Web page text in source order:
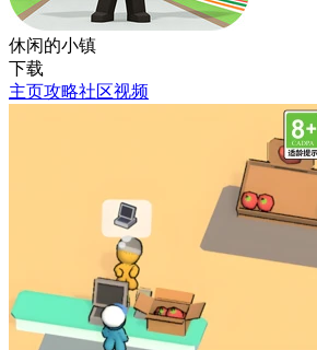
休闲的小镇
下载
主页攻略社区视频